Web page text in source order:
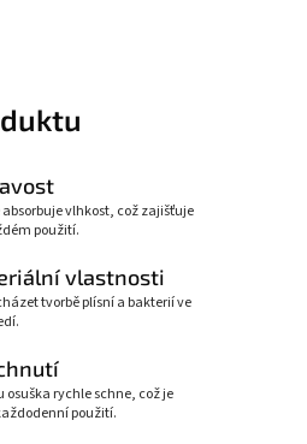
vlhkost, což zajišťuje
použití.
vlastnosti
tvorbě plísní a bakterií ve
rychle schne, což je
použití.